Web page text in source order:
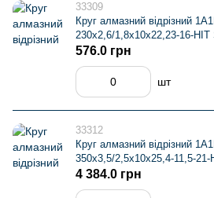
33309
Круг алмазний вiдрiзний
230x2,6/1,8x10x22,23-16-HIT
576.0 грн
шт
33312
Круг алмазний вiдрiзний
350x3,5/2,5x10x25,4-11,5-21-
4 384.0 грн